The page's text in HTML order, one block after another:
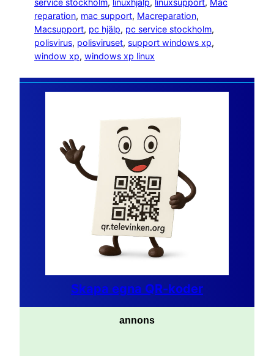
reparation, mac support, Macreparation
Macsupport, pc hjälp, pc service stockholm
polisvirus, polisviruset, support windows xp
window xp, windows xp linux
Skapa egna QR-koder
annons